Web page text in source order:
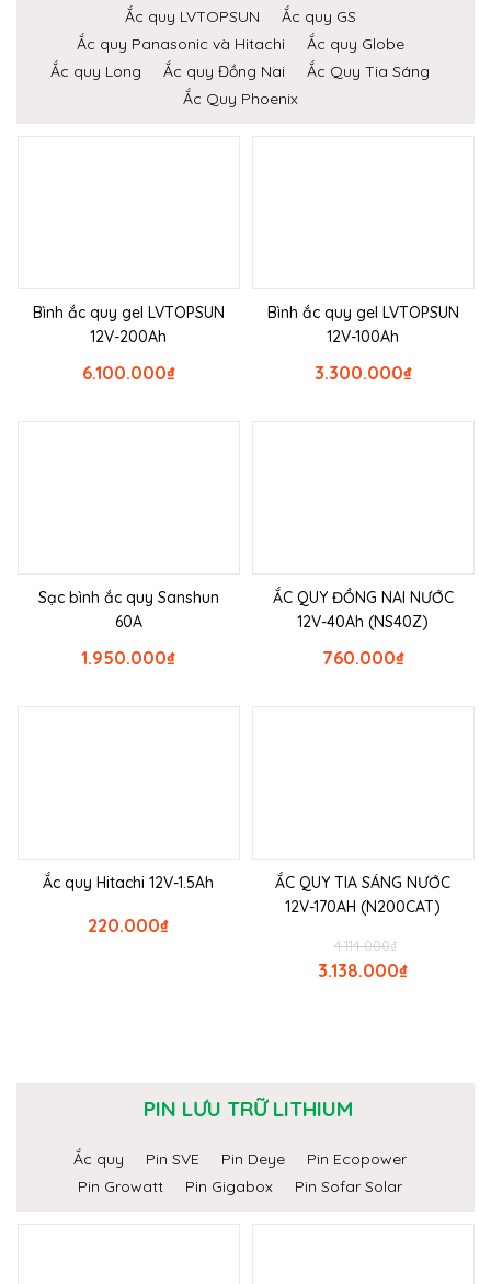
Ắc quy LVTOPSUN
Ắc quy GS
Ắc quy Panasonic và Hitachi
Ắc quy Globe
Ắc quy Long
Ắc quy Đồng Nai
Ắc Quy Tia Sáng
Ắc Quy Phoenix
Bình ắc quy gel LVTOPSUN
12V-200Ah
₫
6.100.000
Bình ắc quy gel LVTOPSUN
12V-100Ah
₫
3.300.000
Sạc bình ắc quy Sanshun
60A
₫
1.950.000
ẮC QUY ĐỒNG NAI NƯỚC
12V-40Ah (NS40Z)
₫
760.000
Ắc quy Hitachi 12V-1.5Ah
₫
220.000
ẮC QUY TIA SÁNG NƯỚC
12V-170AH (N200CAT)
₫
4.114.000
₫
3.138.000
PIN LƯU TRỮ LITHIUM
Ắc quy Pin SVE Pin Deye
Pin Ecopower
Pin Growatt
Pin Gigabox Pin Sofar Solar